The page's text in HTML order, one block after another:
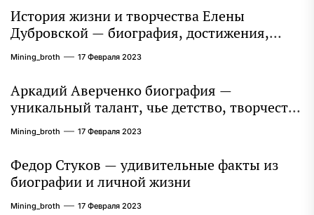
История жизни и творчества Елены
Дубровской — биография, достижения,
интересные факты
Mining_broth 17 Февраля 2023
Аркадий Аверченко биография —
уникальный талант, чье детство, творчество
и литературное наследие продолжают
восхищать миллионы
Mining_broth 17 Февраля 2023
Федор Стуков — удивительные факты из
биографии и личной жизни
Mining_broth 17 Февраля 2023